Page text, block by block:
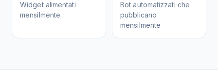
Widget alimentati
mensilmente
Bot automatizzati che
pubblicano
mensilmente